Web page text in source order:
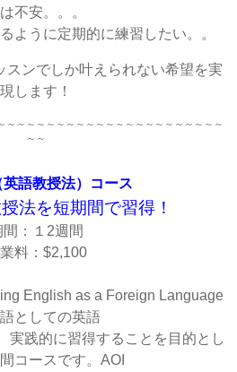
不安。。。
ように定期的に練習したい。。
スンでしか叶えられない希望を実
現します！
～～～～～～～～～～～～～～～～～～～～～～
～～
語教授法）コース
法を短期間で習得！
間：１2週間
料：$2,100
English as a Foreign Language
としての英語
実践的に習得することを目的とし
コースです。AOI